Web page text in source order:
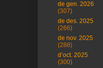
de gen. 2026
(307)
de des. 2025
(266)
de nov. 2025
(288)
d’oct. 2025
(300)